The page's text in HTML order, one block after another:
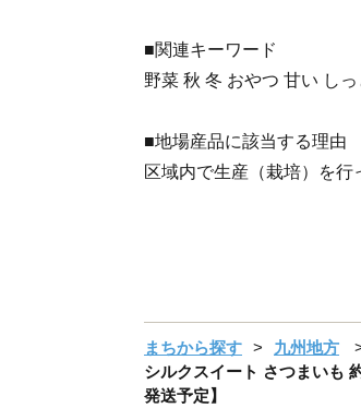
■関連キーワード
野菜 秋 冬 おやつ 甘い し
■地場産品に該当する理由
区域内で生産（栽培）を行
まちから探す 九州地方
シルクスイート さつまいも
発送予定】